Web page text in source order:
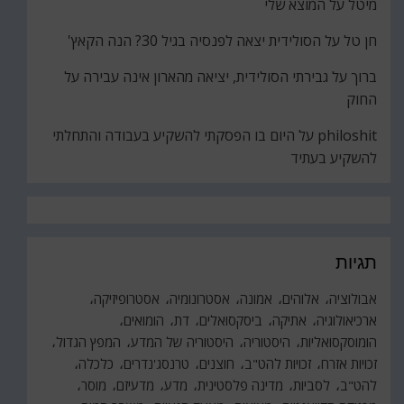
מיטל על המוצא שלי
חן טל על הסולידית יצאה לפנסיה בגיל 30? הנה הקאץ'
ברוך על גבירתי הסולידית, יציאה מהארון אינה עבירה על
החוק
philoshit על היום בו הפסקתי להשקיע בעבודה והתחלתי
להשקיע בעתיד
תגיות
אבולוציה אלוהים אמונה אסטרונומיה
אסטרופיזיקה
ארכיאולוגיה
אתיקה ביסקסואלים דת הומואים
הומוסקסואליות היסטוריה היסטוריה של המדע המפץ הגדול
זכויות אזרח זכויות להט"ב חוצנים טרנסג'נדרים
כלכלה
להט"ב
לסביות מדינה פלסטינית מדע מדעיזם
מוסר